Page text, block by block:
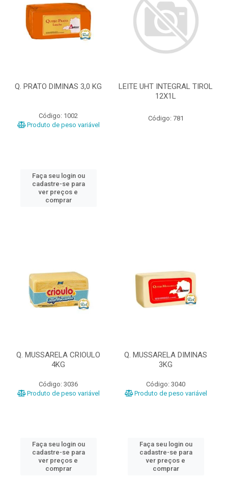
Q. PRATO DIMINAS 3,0 KG
Código: 1002
Produto de peso variável
Faça seu login ou
cadastre-se para
ver preços e
comprar
LEITE UHT INTEGRAL TIROL
12X1L
Código: 781
Q. MUSSARELA CRIOULO
4KG
Código: 3036
Produto de peso variável
Faça seu login ou
cadastre-se para
ver preços e
comprar
Q. MUSSARELA DIMINAS
3KG
Código: 3040
Produto de peso variável
Faça seu login ou
cadastre-se para
ver preços e
comprar